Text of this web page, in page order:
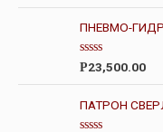
е
н
к
а
и
з
ПНЕВМО-
О
е
н
к
а
Р23,500.00
ПАТРОН